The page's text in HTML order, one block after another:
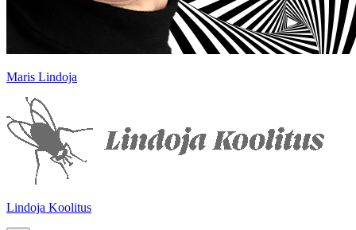
Maris Lindoja
Lindoja Koolitus